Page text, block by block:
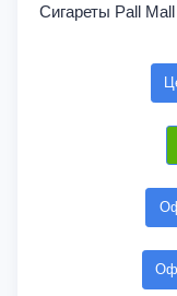
Сигареты Pall